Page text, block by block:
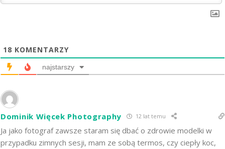
18 KOMENTARZY
najstarszy
Dominik Więcek Photography 12 lat temu
Ja jako fotograf zawsze staram się dbać o zdrowie modelki w
przypadku zimnych sesji, mam ze sobą termos, czy ciepły koc,